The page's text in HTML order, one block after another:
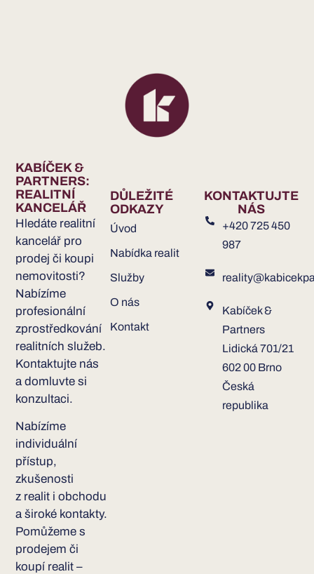
KABÍČEK &
PARTNERS:
REALITNÍ
KANCELÁŘ
Hledáte realitní
kancelář pro
prodej či koupi
nemovitosti?
Nabízíme
profesionální
zprostředkování
realitních služeb.
Kontaktujte nás
a domluvte si
konzultaci.
Nabízíme
individuální
přístup,
zkušenosti
z realit i obchodu
a široké kontakty.
Pomůžeme s
prodejem či
koupí realit –
DŮLEŽITÉ
ODKAZY
Úvod
Nabídka realit
Služby
O nás
Kontakt
KONTAKTUJTE
NÁS
+420 725 450
987
Kabíček &
Partners
Lidická 701/21
602 00 Brno
Česká
republika